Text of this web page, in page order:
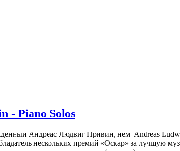
- Piano Solos
Андреас Людвиг Привин, нем. Andreas
нескольких премий «Оскар» за лучшую